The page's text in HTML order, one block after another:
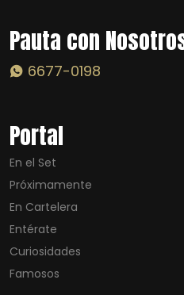
Pauta con
6677-0198
Portal
En el Set
Próximamente
En Cartelera
Entérate
Curiosidades
Famosos